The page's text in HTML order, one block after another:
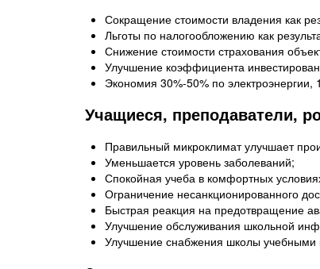
Сокращение стоимости владения как
Льготы по налогообложению как
Снижение стоимости страхования
Улучшение коэффициента
Экономия 30%-50% по
Учащиеся, преподаватели,
Правильный микроклимат улучшает
Уменьшается уровень заболеваний;
Спокойная учеба в комфортных
Ограничение несанкционированного
Быстрая реакция на предотвращение
Улучшение обслуживания школьной
Улучшение снабжения школы учебными